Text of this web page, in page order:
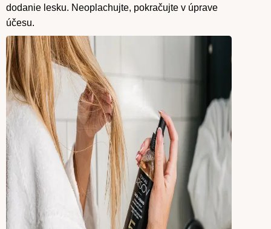
dodanie lesku. Neoplachujte, pokračujte v úprave
účesu.